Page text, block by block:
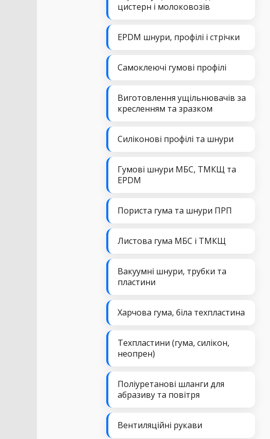
цистерн і молоковозів
EPDM шнури, профілі і стрічки
Самоклеючі гумові профілі
Виготовлення ущільнювачів за
кресленням та зразком
Силіконові профілі та шнури
Гумові шнури МБС, ТМКЩ та
EPDM
Пориста гума та шнури ПРП
Листова гума МБС і ТМКЩ
Вакуумні шнури, трубки та
пластини
Харчова гума, біла техпластина
Техпластини (гума, силікон,
неопрен)
Поліуретанові шланги для
абразиву та повітря
Вентиляційні рукави